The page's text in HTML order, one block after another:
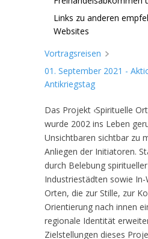
Links zu anderen
Websites
Vortragsreisen
01. September 2021 -
Antikriegstag
​Das Projekt ‹Spirituelle
wurde 2002 ins Leben
Unsichtbaren sichtbar zu
Anliegen der Initiatoren.
durch Belebung
Industriestädten sowie
Orten, die zur Stille, zur
Orientierung nach innen
regionale Identität
Zielstellungen dieses